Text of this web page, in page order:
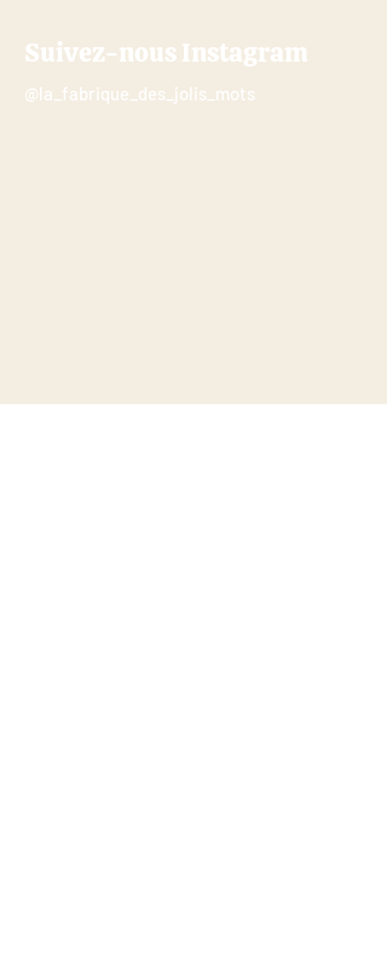
Suivez-nous Instagram
@la_fabrique_des_jolis_mots